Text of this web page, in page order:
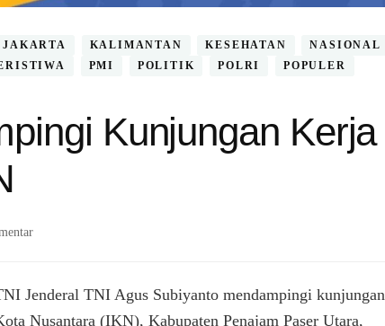
JAKARTA KALIMANTAN KESEHATAN
NASIONAL
PMI POLITIK POLRI
POPULER
Kunjungan Kerja
pada
Dampingi
Jenderal TNI Agus Subiyanto mendampingi kunjungan
Nusantara (IKN), Kabupaten Penajam Paser Utara,